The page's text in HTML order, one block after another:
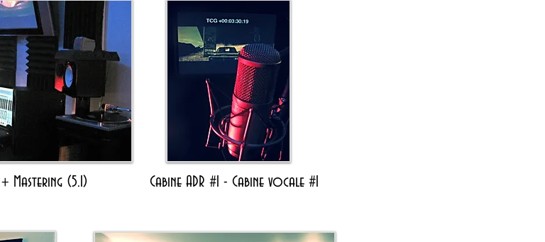
Mastering (5.1) Cabine ADR #1 - Cabine vocale #1